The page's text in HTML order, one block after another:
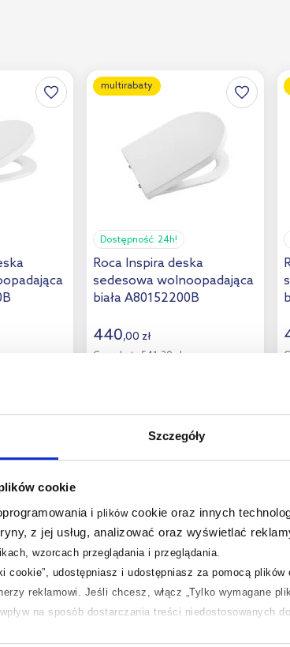
Szczegóły
cookie
i plikówcookie oraz innych
z jej usług, analizować oraz wyświetlać
wzorcach przeglądania i przeglądania.
cookie”, udostępniasz i udostępniasz za pomocą
reklamowi. Jeśli chcesz, włącz „Tylko wymagane
na sposób dostarczania treści niedostosowanych
multirabaty
Dostępność: 24h!
Roca Inspira deska
sedesowa wolnoopadająca
biała A80152200B
440,00 zł
Cena kat.:
541,20 zł
multirabaty